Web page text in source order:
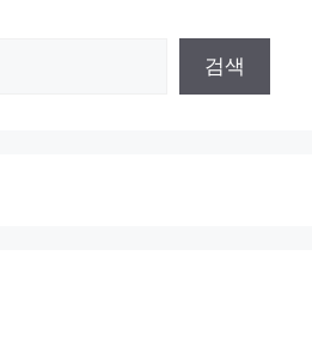
검색